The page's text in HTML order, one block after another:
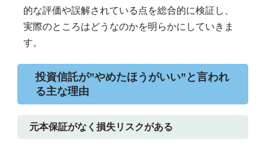
的な評価や誤解されている点を総合的に検証し、
実際のところはどうなのかを明らかにしていきま
す。
投資信託が”やめたほうがいい”と言われ
る主な理由
元本保証がなく損失リスクがある